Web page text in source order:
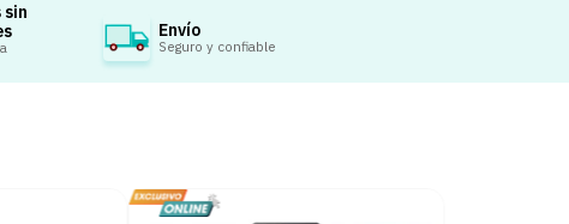
sin
Envío
Seguro y confiable